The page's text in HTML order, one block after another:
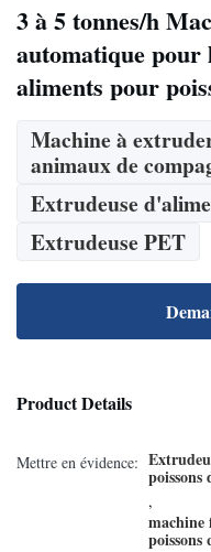
3 à 5 tonnes/h
automatique
aliments pour
Machine à
animaux de
Extrudeuse
Extrudeuse PET
Product Details
Mettre en évidence:
poissons
,
machine
poissons